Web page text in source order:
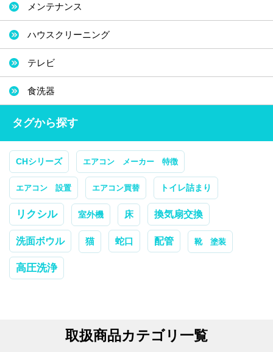
メンテナンス
ハウスクリーニング
テレビ
食洗器
タグから探す
CHシリーズ エアコン メーカー 特徴
エアコン 設置 エアコン買替 トイレ詰まり
リクシル 室外機 床 換気扇交換
洗面ボウル 猫 蛇口 配管 靴 塗装
高圧洗浄
取扱商品カテゴリ一覧